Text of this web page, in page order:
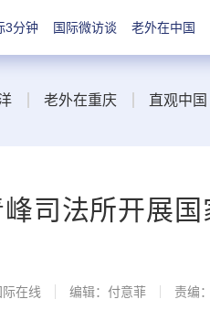
3分钟 国际微访谈 老外在中国
老外在重庆 直观中国
司法所开展
在线 编辑：付意菲 责编